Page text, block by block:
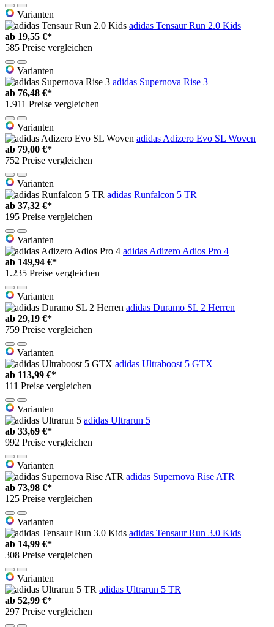
Varianten
adidas Tensaur Run 2.0 Kids
ab 19,55 €*
585 Preise vergleichen
Varianten
adidas Supernova Rise 3
ab 76,48 €*
1.911 Preise vergleichen
Varianten
adidas Adizero Evo SL Woven
ab 79,00 €*
752 Preise vergleichen
Varianten
adidas Runfalcon 5 TR
ab 37,32 €*
195 Preise vergleichen
Varianten
adidas Adizero Adios Pro 4
ab 149,94 €*
1.235 Preise vergleichen
Varianten
adidas Duramo SL 2 Herren
ab 29,19 €*
759 Preise vergleichen
Varianten
adidas Ultraboost 5 GTX
ab 113,99 €*
111 Preise vergleichen
Varianten
adidas Ultrarun 5
ab 33,69 €*
992 Preise vergleichen
Varianten
adidas Supernova Rise ATR
ab 73,98 €*
125 Preise vergleichen
Varianten
adidas Tensaur Run 3.0 Kids
ab 14,99 €*
308 Preise vergleichen
Varianten
adidas Ultrarun 5 TR
ab 52,99 €*
297 Preise vergleichen